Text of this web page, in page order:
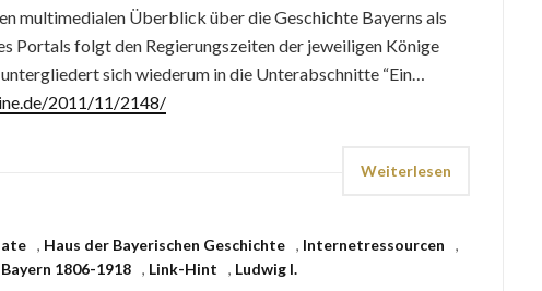
multimedialen Überblick über die Geschichte Bayerns als
Portals folgt den Regierungszeiten der jeweiligen Könige
sich wiederum in die Unterabschnitte “Ein…
2011/11/2148/
Weiterlesen
, Haus der Bayerischen Geschichte , Internetressourcen
,
1806-1918
, Link-Hint , Ludwig I.